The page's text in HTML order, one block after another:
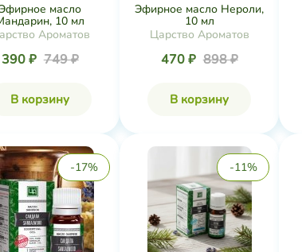
масло
10 мл
Ароматов
390 ₽ 749 ₽
В корзину
Эфирное масло Нероли,
10 мл
Царство Ароматов
470 ₽ 898 ₽
В корзину
-17% -11%